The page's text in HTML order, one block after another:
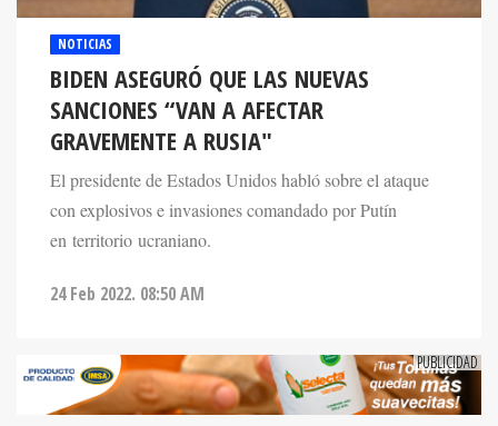
NOTICIAS
BIDEN ASEGURÓ QUE LAS NUEVAS
SANCIONES “VAN A AFECTAR
GRAVEMENTE A RUSIA"
El presidente de Estados Unidos habló sobre el ataque
con explosivos e invasiones comandado por Putín
en territorio ucraniano.
24 Feb 2022. 08:50 AM